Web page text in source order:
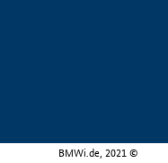
BMWi.de, 2021 ©